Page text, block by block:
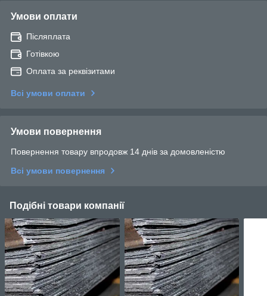
Умови оплати
Післяплата
Готівкою
Оплата за реквізитами
Всі умови оплати
Умови повернення
Повернення товару впродовж 14 днів за домовленістю
Всі умови повернення
Подібні товари компанії